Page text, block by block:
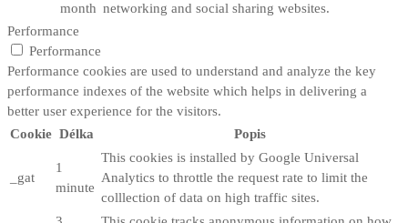
month networking and social sharing websites.
Performance
Performance
Performance cookies are used to understand and analyze the key
performance indexes of the website which helps in delivering a
better user experience for the visitors.
Cookie Délka Popis
_gat
1
minute
This cookies is installed by Google Universal
Analytics to throttle the request rate to limit the
colllection of data on high traffic sites.